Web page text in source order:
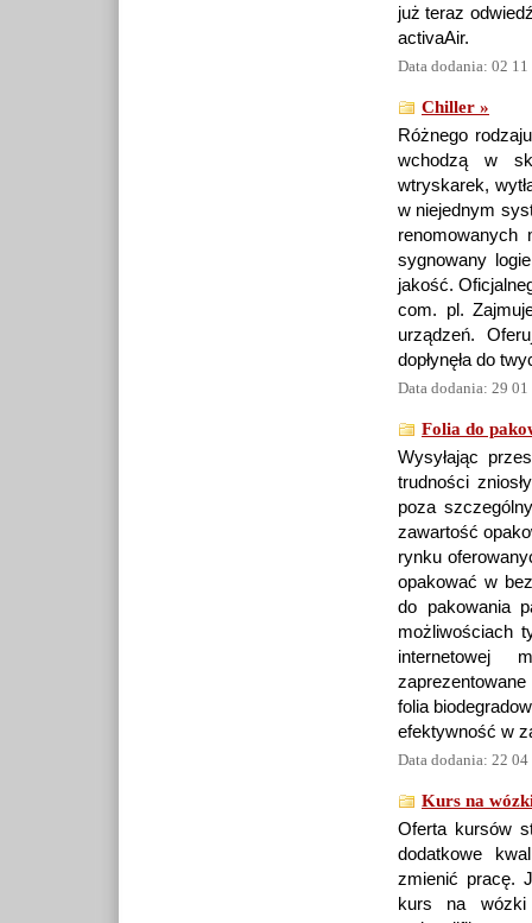
już teraz
activaAir.
Data dodania: 02
Chiller »
Różnego
wchodzą w
wtryskarek,
w niejednym
renomowanych
sygnowany
jakość.
com. pl.
urządzeń.
dopłynęła do
Data dodania: 29
Folia do
Wysyłając
trudności
poza
zawartość
rynku
opakować w
do pakowania
możliwościach
internetowej
folia
efektywność w
Data dodania: 22
Kurs na
Oferta kursów
dodatkowe
zmienić pracę.
kurs na wózki